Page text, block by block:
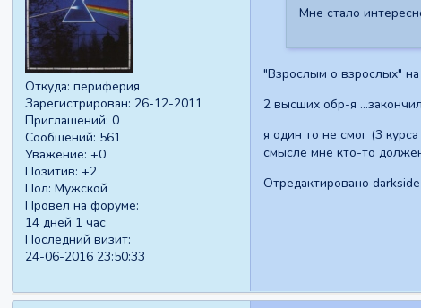
Откуда: периферия
Зарегистрирован: 26-12-2011
Приглашений: 0
Сообщений: 561
Уважение: +0
Позитив: +2
Пол: Мужской
Провел на форуме:
14 дней 1 час
Последний визит:
24-06-2016 23:50:33
Мне стало
"Взрослым о взрослых" на
2 высших обр-я
я один то не смог (3
смысле мне кто-то
Отредактировано